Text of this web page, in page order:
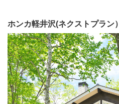
ホンカ軽井沢(ネクストプラン）